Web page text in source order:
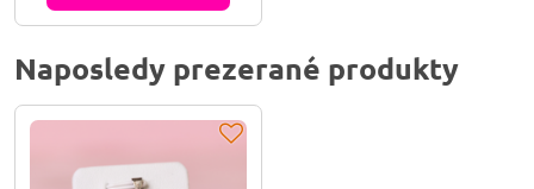
Naposledy prezerané produkty